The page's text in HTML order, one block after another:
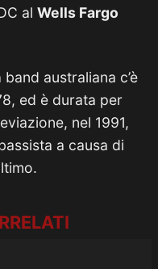
al Wells Fargo
australiana c’è
ed è durata per
nel 1991,
a causa di